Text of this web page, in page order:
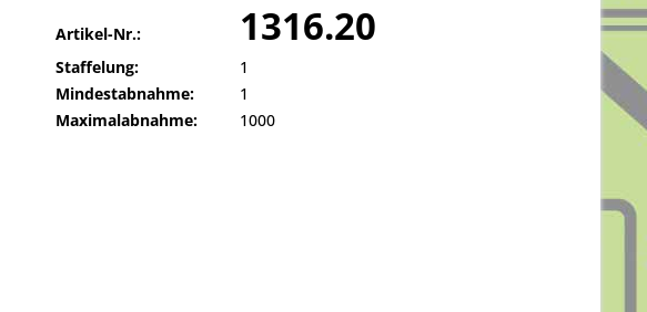
Artikel-Nr.: 1316.20
Staffelung:
1
Mindestabnahme:
1
Maximalabnahme:
1000